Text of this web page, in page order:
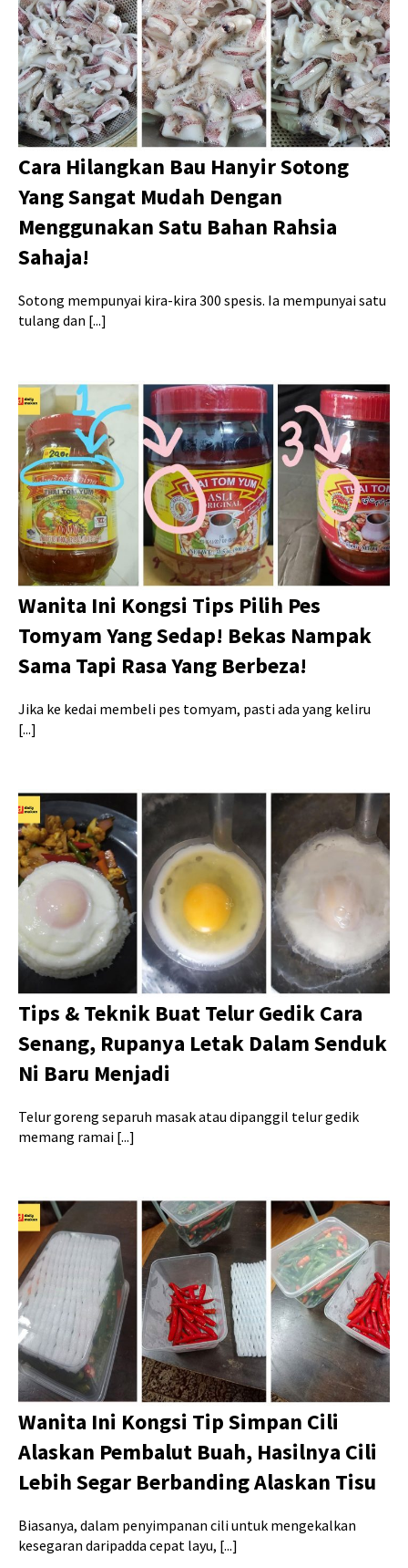
Cara Hilangkan Bau Hanyir Sotong
Yang Sangat Mudah Dengan
Menggunakan Satu Bahan Rahsia
Sahaja!
Sotong mempunyai kira-kira 300 spesis. Ia mempunyai satu
tulang dan [...]
Wanita Ini Kongsi Tips Pilih Pes
Tomyam Yang Sedap! Bekas Nampak
Sama Tapi Rasa Yang Berbeza!
Jika ke kedai membeli pes tomyam, pasti ada yang keliru
[...]
Tips & Teknik Buat Telur Gedik Cara
Senang, Rupanya Letak Dalam Senduk
Ni Baru Menjadi
Telur goreng separuh masak atau dipanggil telur gedik
memang ramai [...]
Wanita Ini Kongsi Tip Simpan Cili
Alaskan Pembalut Buah, Hasilnya Cili
Lebih Segar Berbanding Alaskan Tisu
Biasanya, dalam penyimpanan cili untuk mengekalkan
kesegaran daripadda cepat layu, [...]